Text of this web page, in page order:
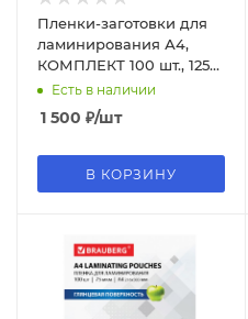
Пленки-заготовки для
ламинирования А4,
КОМПЛЕКТ 100 шт., 125
мкм, BRAUBERG, 530803
Есть в наличии
1 500 ₽/шт
В КОРЗИНУ